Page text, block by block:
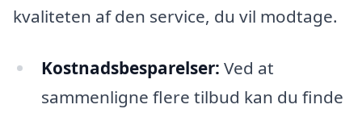
kvaliteten af den service, du vil modtage.
Kostnadsbesparelser: Ved at
sammenligne flere tilbud kan du finde